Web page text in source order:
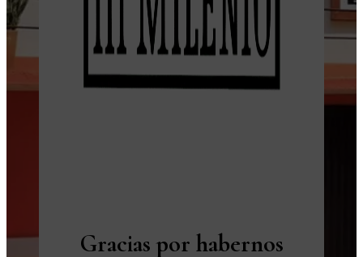
Gracias por habernos